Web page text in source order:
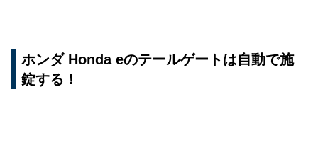
ホンダ Honda eのテールゲートは自動で施
錠する！